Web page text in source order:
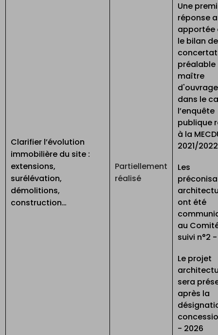
Clarifier l’évolution
immobilière du site :
extensions,
surélévation,
démolitions,
construction…
Partiellement
réalisé
Une
réponse
apportée
le bilan
préalable
maître
dans le
l’enquête
publique
à la
2021/2022
Les
ont été
au
suivi n°2
Le projet
sera
après la
- 2026